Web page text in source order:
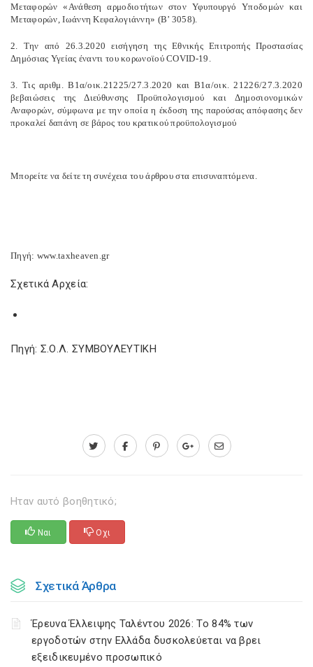
Μεταφορών «Ανάθεση αρμοδιοτήτων στον Υφυπουργό Υποδομών και
Μεταφορών, Ιωάννη Κεφαλογιάννη» (Β’ 3058).
2. Την από 26.3.2020 εισήγηση της Εθνικής Επιτροπής Προστασίας
Δημόσιας Υγείας έναντι του κορωνοϊού COVID-19.
3. Τις αριθμ. Β1α/οικ.21225/27.3.2020 και Β1α/οικ. 21226/27.3.2020
βεβαιώσεις της Διεύθυνσης Προϋπολογισμού και Δημοσιονομικών
Αναφορών, σύμφωνα με την οποία η έκδοση της παρούσας απόφασης δεν
προκαλεί δαπάνη σε βάρος του κρατικού προϋπολογισμού
Μπορείτε να δείτε τη συνέχεια του άρθρου στα επισυναπτόμενα.
Πηγή: www.taxheaven.gr
Σχετικά Αρχεία:
Πηγή: Σ.Ο.Λ. ΣΥΜΒΟΥΛΕΥΤΙΚΗ
Ηταν αυτό βοηθητικό;
Ναι Οχι
Σχετικά Άρθρα
Έρευνα Έλλειψης Ταλέντου 2026: Το 84% των
εργοδοτών στην Ελλάδα δυσκολεύεται να βρει
εξειδικευμένο προσωπικό